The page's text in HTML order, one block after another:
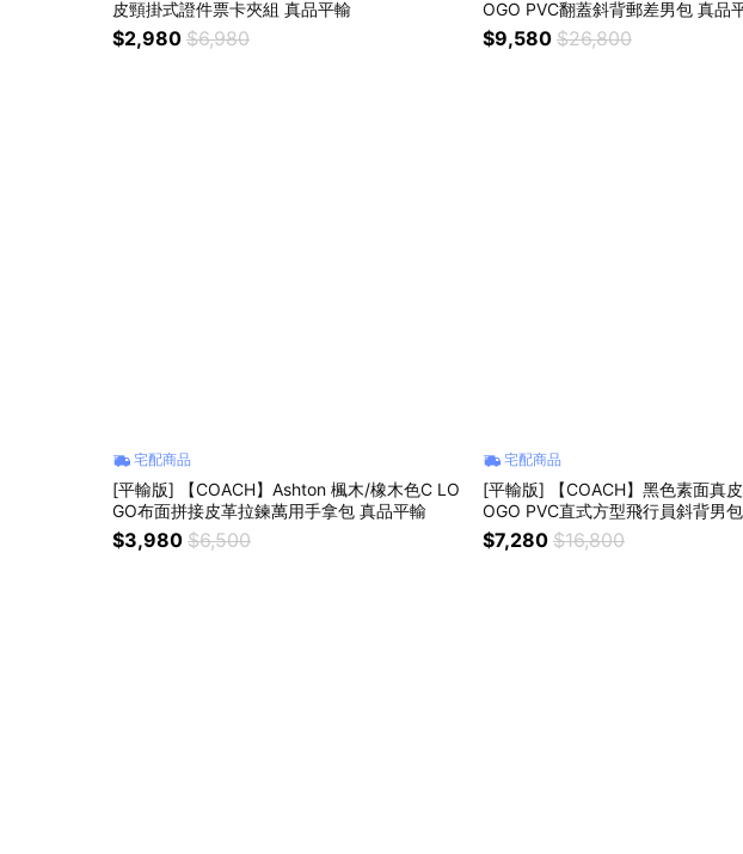
皮頸掛式證件票卡夾組 真品平輸
$2,980 $6,980
OGO PVC翻蓋斜背郵差男包 真品
$9,580 $26,800
宅配商品
[平輸版] 【COACH】Ashton 楓木/橡木色C LO
GO布面拼接皮革拉鍊萬用手拿包 真品平輸
$3,980 $6,500
宅配商品
[平輸版] 【COACH】黑色素面真
OGO PVC直式方型飛行員斜背男
$7,280 $16,800